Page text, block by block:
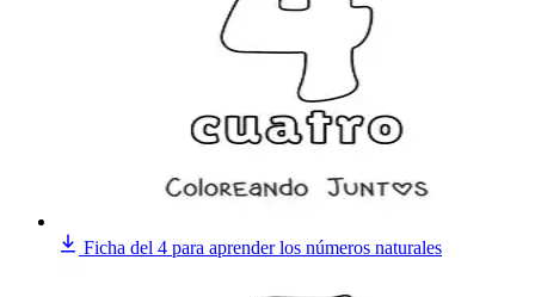
Ficha del 4 para aprender los números naturales